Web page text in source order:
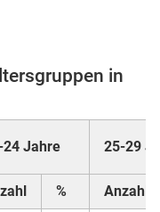
in
24 Jahre 25-29
% Anzahl